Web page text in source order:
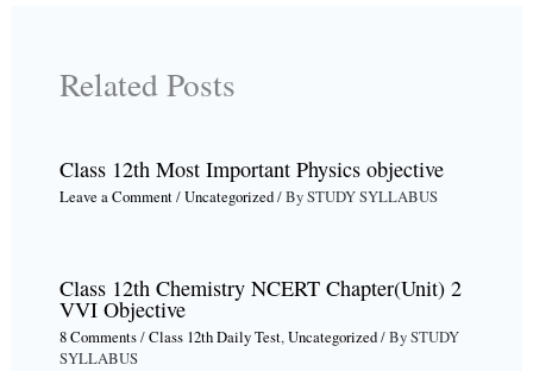
Related Posts
Class 12th Most Important Physics objective
Leave a Comment/Uncategorized/ BySTUDY SYLLABUS
Class 12th Chemistry NCERT Chapter(Unit) 2
VVI Objective
8 Comments/Class 12th Daily Test,Uncategorized/ BySTUDY
SYLLABUS